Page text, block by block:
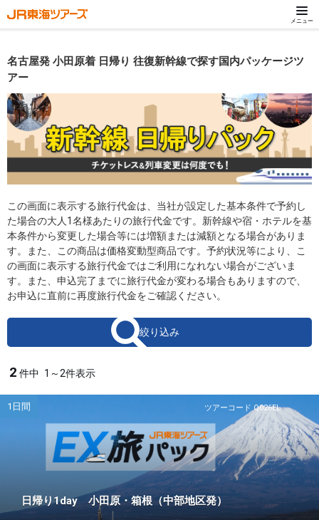
メニュー
名古屋発 小田原着 日帰り 往復新幹線で探す国内パッケージツ
アー
この画面に表示する旅行代金は、当社が設定した基本条件で予約し
た場合の大人1名様あたりの旅行代金です。新幹線や宿・ホテルを基
本条件から変更した場合等には増額または減額となる場合がありま
す。また、この商品は価格変動型商品です。予約状況等により、こ
の画面に表示する旅行代金ではご利用になれない場合がございま
す。また、申込完了までに旅行代金が変わる場合もありますので、
お申込に直前に再度旅行代金をご確認ください。
絞り込み
2 件中 1～2件表示
ツアーコード Q026EL
1日間
日帰り1day 小田原・箱根（中部地区発）